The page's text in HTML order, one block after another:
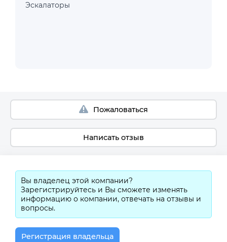
Эскалаторы
Пожаловаться
Написать отзыв
Вы владелец этой компании?
Зарегистрируйтесь и Вы сможете изменять
информацию о компании, отвечать на отзывы и
вопросы.
Регистрация владельца